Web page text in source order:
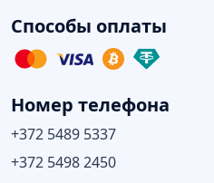
Способы оплаты
Номер телефона
+372 5489 5337
+372 5498 2450